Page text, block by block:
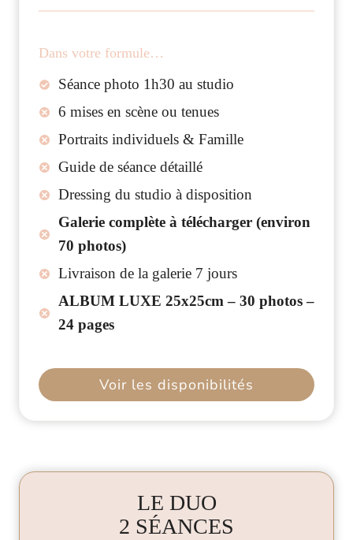
Dans votre formule…
Séance photo 1h30 au studio
6 mises en scène ou tenues
Portraits individuels & Famille
Guide de séance détaillé
Dressing du studio à disposition
Galerie complète à télécharger (environ
70 photos)
Livraison de la galerie 7 jours
ALBUM LUXE 25x25cm – 30 photos –
24 pages
Voir les disponibilités
LE DUO
2 SÉANCES